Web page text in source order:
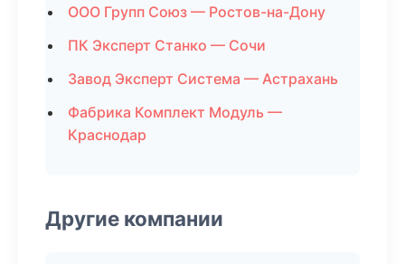
ООО Групп Союз — Ростов-на-Дону
ПК Эксперт Станко — Сочи
Завод Эксперт Система — Астрахань
Фабрика Комплект Модуль —
Краснодар
Другие компании